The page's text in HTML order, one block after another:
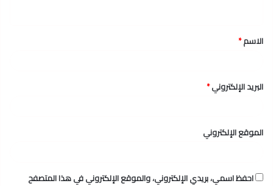
*
الاسم*
البريد الإلكتروني*
الموقع الإلكتروني
احفظ اسمي، بريدي الإلكتروني، والموقع الإلكتروني في هذا المتصفح